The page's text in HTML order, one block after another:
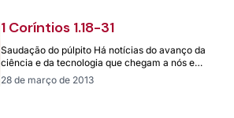
1 Coríntios 1.18-31
Saudação do púlpito Há notícias do avanço da
ciência e da tecnologia que chegam a nós e
nos deixam profundamente…
28 de março de 2013